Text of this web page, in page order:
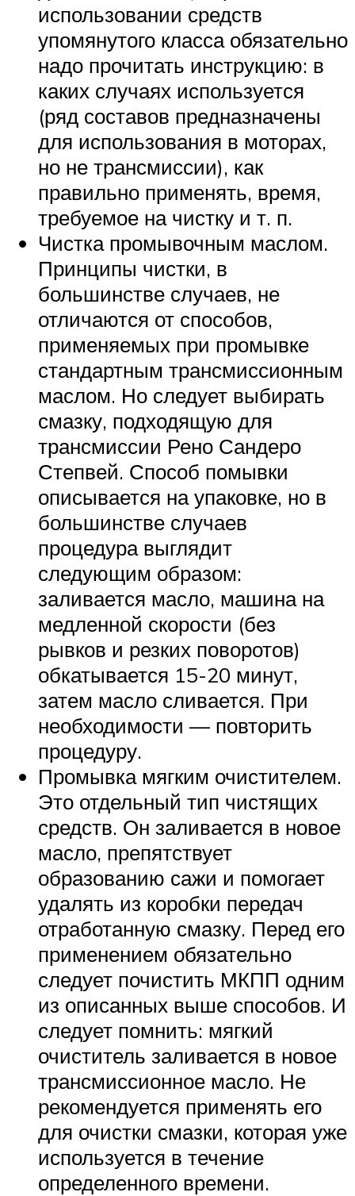
использовании средств
упомянутого класса обязательно
надо прочитать инструкцию: в
каких случаях используется
(ряд составов предназначены
для использования в моторах,
но не трансмиссии), как
правильно применять, время,
требуемое на чистку и т. п.
Чистка промывочным маслом.
Принципы чистки, в
большинстве случаев, не
отличаются от способов,
применяемых при промывке
стандартным трансмиссионным
маслом. Но следует выбирать
смазку, подходящую для
трансмиссии Рено Сандеро
Степвей. Способ помывки
описывается на упаковке, но в
большинстве случаев
процедура выглядит
следующим образом:
заливается масло, машина на
медленной скорости (без
рывков и резких поворотов)
обкатывается 15-20 минут,
затем масло сливается. При
необходимости — повторить
процедуру.
Промывка мягким очистителем.
Это отдельный тип чистящих
средств. Он заливается в новое
масло, препятствует
образованию сажи и помогает
удалять из коробки передач
отработанную смазку. Перед его
применением обязательно
следует почистить МКПП одним
из описанных выше способов. И
следует помнить: мягкий
очиститель заливается в новое
трансмиссионное масло. Не
рекомендуется применять его
для очистки смазки, которая уже
используется в течение
определенного времени.